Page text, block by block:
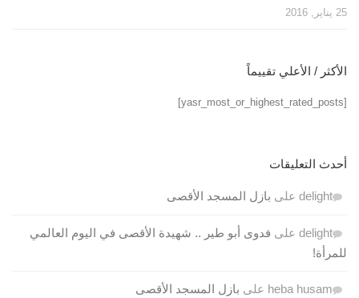
25 يناير, 2016
الأكثر / الأعلي تقييماً
[yasr_most_or_highest_rated_posts]
أحدث التعليقات
delight على بازل المسجد الأقصى
delight على فدوى أبو طير .. شهيدة الأقصى في اليوم العالمي
للمرأة!
heba husam على بازل المسجد الأقصى